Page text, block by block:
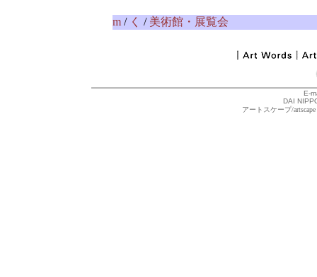
m / く / 美術館・展覧会
E-
DAI
アートスケープ/